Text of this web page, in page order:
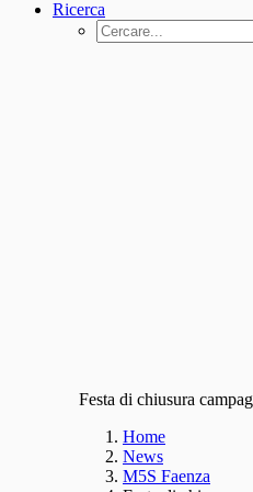
Ricerca
Festa di chiusura
Home
News
M5S Faenza